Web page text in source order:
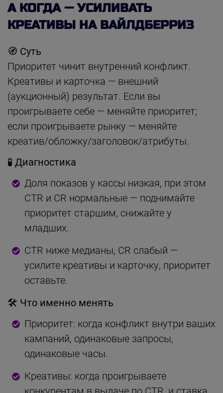
А КОГДА — УСИЛИВАТЬ
КРЕАТИВЫ НА ВАЙЛДБЕРРИЗ
🧭 Суть
Приоритет чинит внутренний конфликт.
Креативы и карточка — внешний
(аукционный) результат. Если вы
проигрываете себе — меняйте приоритет;
если проигрываете рынку — меняйте
креатив/обложку/заголовок/атрибуты.
🧪 Диагностика
Доля показов у кассы низкая, при этом
CTR и CR нормальные — поднимайте
приоритет старшим, снижайте у
младших.
CTR ниже медианы, CR слабый —
усилите креативы и карточку, приоритет
оставьте.
🛠 Что именно менять
Приоритет: когда конфликт внутри ваших
кампаний, одинаковые запросы,
одинаковые часы.
Креативы: когда проигрываете